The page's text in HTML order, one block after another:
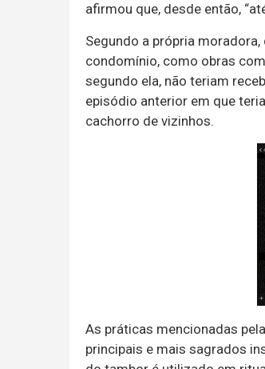
afirmou que, desde então,
Segundo a própria
condomínio, como obras
segundo ela, não teriam
episódio anterior em que
cachorro de vizinhos.
As práticas mencionadas
principais e mais sagrados